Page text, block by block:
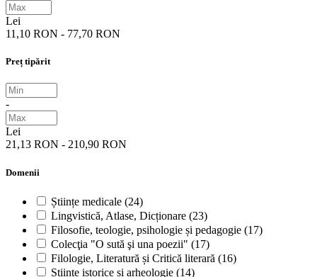
Lei
11,10 RON - 77,70 RON
Preț tipărit
-
Lei
21,13 RON - 210,90 RON
Domenii
Științe medicale (24)
Lingvistică, Atlase, Dicționare (23)
Filosofie, teologie, psihologie și pedagogie (17)
Colecţia "O sută şi una poezii" (17)
Filologie, Literatură și Critică literară (16)
Științe istorice și arheologie (14)